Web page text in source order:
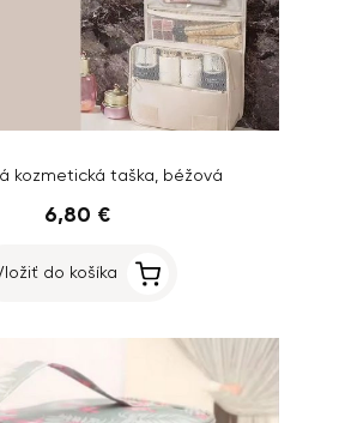
kozmetická taška, béžová
6,80 €
do košíka